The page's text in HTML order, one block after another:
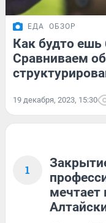
ЕДА ОБЗОР
Как будто ешь
Сравниваем
19 декабря, 2023, 15:30
1